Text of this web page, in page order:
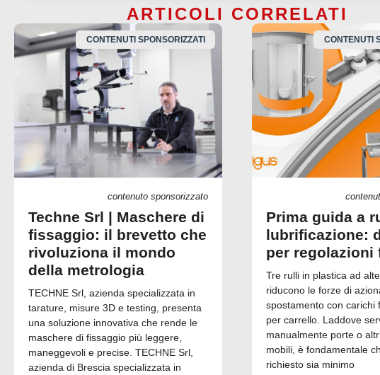
ARTICOLI CORRELATI
CONTENUTI SPONSORIZZATI
contenuto sponsorizzato
Techne Srl | Maschere di
fissaggio: il brevetto che
rivoluziona il mondo
della metrologia
TECHNE Srl, azienda specializzata in
tarature, misure 3D e testing, presenta
una soluzione innovativa che rende le
maschere di fissaggio più leggere,
maneggevoli e precise. TECHNE Srl,
azienda di Brescia specializzata in
CONTENUTI
Prima guida a
lubrificazione:
per regolazioni
Tre rulli in plastica ad
riducono le forze di
spostamento con carichi
per carrello. Laddove
manualmente porte o
mobili, è fondamentale
richiesto sia minimo